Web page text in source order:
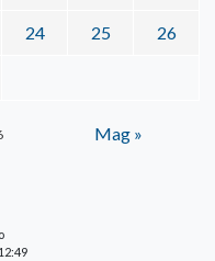
24 25 26
Mag »